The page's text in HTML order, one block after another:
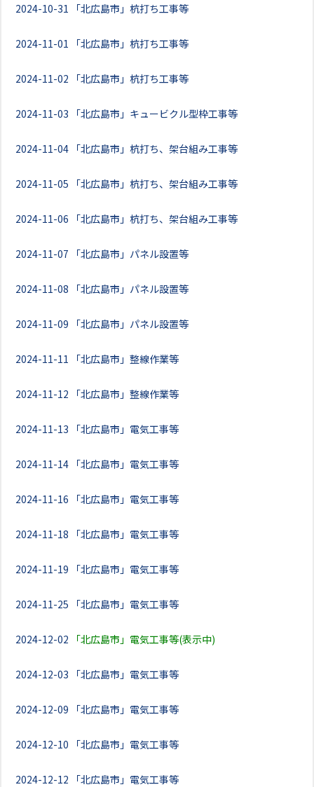
2024-10-31 「北広島市」杭打ち工事等
2024-11-01 「北広島市」杭打ち工事等
2024-11-02 「北広島市」杭打ち工事等
2024-11-03 「北広島市」キュービクル型枠工事等
2024-11-04 「北広島市」杭打ち、架台組み工事等
2024-11-05 「北広島市」杭打ち、架台組み工事等
2024-11-06 「北広島市」杭打ち、架台組み工事等
2024-11-07 「北広島市」パネル設置等
2024-11-08 「北広島市」パネル設置等
2024-11-09 「北広島市」パネル設置等
2024-11-11 「北広島市」整線作業等
2024-11-12 「北広島市」整線作業等
2024-11-13 「北広島市」電気工事等
2024-11-14 「北広島市」電気工事等
2024-11-16 「北広島市」電気工事等
2024-11-18 「北広島市」電気工事等
2024-11-19 「北広島市」電気工事等
2024-11-25 「北広島市」電気工事等
2024-12-02 「北広島市」電気工事等(表示中)
2024-12-03 「北広島市」電気工事等
2024-12-09 「北広島市」電気工事等
2024-12-10 「北広島市」電気工事等
2024-12-12 「北広島市」電気工事等